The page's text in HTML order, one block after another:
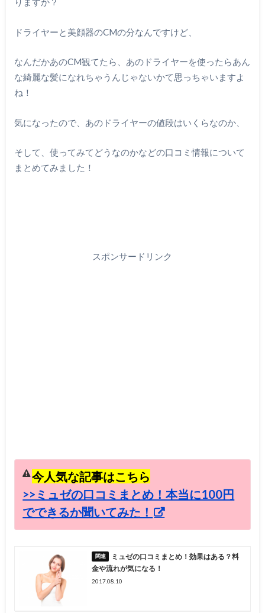
ドライヤーと美顔器のCMの分なんですけど、
なんだかあのCM観てたら、あのドライヤーを使ったらあん
な綺麗な髪になれちゃうんじゃないかて思っちゃいますよ
ね！
気になったので、あのドライヤーの値段はいくらなのか、
そして、使ってみてどうなのかなどの口コミ情報について
まとめてみました！
スポンサードリンク
今人気な記事はこちら
>>ミュゼの口コミまとめ！本当に100円
でできるか聞いてみた！
ミュゼの口コミまとめ！効果はある？料
金や流れが気になる！
2017.08.10